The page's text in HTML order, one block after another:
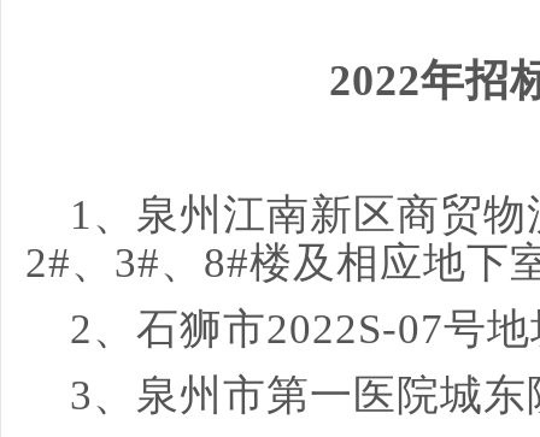
2022年招
1、泉州江南新区商贸
2#、3#、8#楼及相应地下
2、石狮市2022S-07号
3、泉州市第一医院城